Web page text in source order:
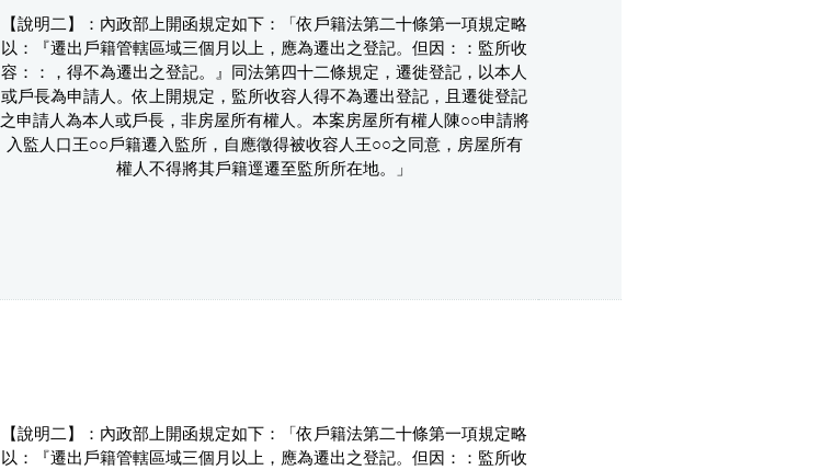
【說明二】：內政部上開函規定如下：「依戶籍法第二十條第一項規定略
以：『遷出戶籍管轄區域三個月以上，應為遷出之登記。但因：：監所收
容：：，得不為遷出之登記。』同法第四十二條規定，遷徙登記，以本人
或戶長為申請人。依上開規定，監所收容人得不為遷出登記，且遷徙登記
之申請人為本人或戶長，非房屋所有權人。本案房屋所有權人陳○○申請將
入監人口王○○戶籍遷入監所，自應徵得被收容人王○○之同意，房屋所有
權人不得將其戶籍逕遷至監所所在地。」
【說明二】：內政部上開函規定如下：「依戶籍法第二十條第一項規定略
以：『遷出戶籍管轄區域三個月以上，應為遷出之登記。但因：：監所收